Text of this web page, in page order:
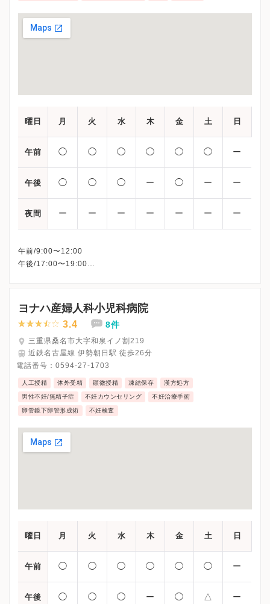
曜日 月 火 水 木 金 土 日
午前 ◯ ◯ ◯ ◯ ◯ ◯ ー
午後 ◯ ◯ ◯ ー ◯ ー ー
夜間 ー ー ー ー ー ー ー
午前/9:00〜12:00
午後/17:00〜19:00
ヨナハ産婦人科小児科病院
3.4 8件
三重県桑名市大字和泉イノ割219
近鉄名古屋線 伊勢朝日駅 徒歩26分
電話番号： 0594-27-1703
人工授精 体外受精 顕微授精 凍結保存 漢方処方
男性不妊/無精子症 不妊カウンセリング 不妊治療手術
卵管鏡下卵管形成術 不妊検査
曜日 月 火 水 木 金 土 日
午前 ◯ ◯ ◯ ◯ ◯ ◯ ー
午後 ◯ ◯ ◯ ー ◯ △ ー